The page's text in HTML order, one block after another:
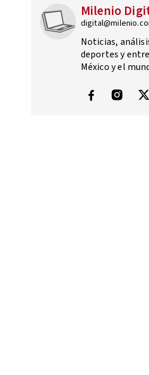
Milenio
Noticias,
deportes y
México y el